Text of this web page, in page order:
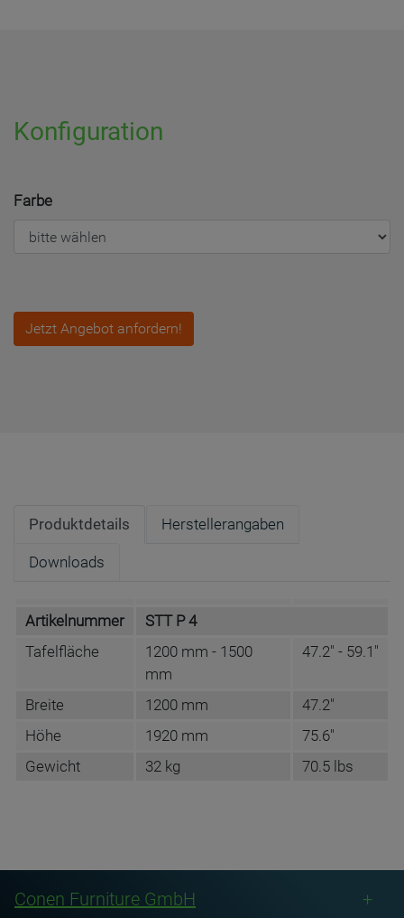
Konfiguration
Farbe
Jetzt Angebot anfordern!
Produktdetails Herstellerangaben
Downloads
Artikelnummer
STT P 4
Tafelfläche
1200 mm - 1500
mm
47.2" - 59.1"
Breite 1200 mm
47.2"
Höhe
1920 mm
75.6"
Gewicht
32 kg 70.5 lbs
Name
Conen Furniture GmbH
Anschrift
Conenstr. 4
Conen Furniture GmbH